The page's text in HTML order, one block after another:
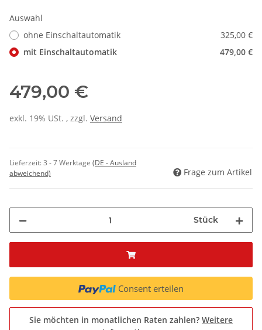
Auswahl
ohne Einschaltautomatik
325,00 €
mit Einschaltautomatik
479,00 €
479,00 €
exkl. 19% USt. , zzgl. Versand
Lieferzeit:3 - 7 Werktage (DE - Ausland
abweichend)
Frage zum Artikel
Stück
Consent erteilen
Sie möchten in monatlichen Raten zahlen? Weitere